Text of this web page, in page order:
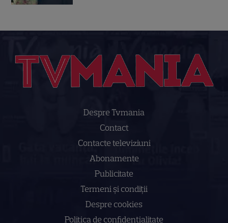
Despre Tvmania
Contact
Contacte televiziuni
Abonamente
Publicitate
Termeni și condiții
Despre cookies
Politica de confidenţialitate